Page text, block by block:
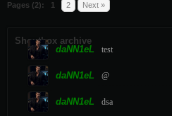
Pages (2): 1 2 Next »
Shoutbox archive
daNN1eL
test
daNN1eL @
daNN1eL dsa